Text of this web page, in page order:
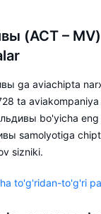
(ACT –
ga aviachipta
ta
bo'yicha eng
samolyotiga
sizniki.
to'g'ridan-to'g'ri